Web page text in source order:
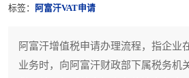
标签：
阿富汗VAT申请
阿富汗增值税申请办理流程，指企业
业务时，向阿富汗财政部下属税务机